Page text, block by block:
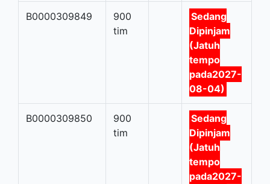
B0000309849
900
tim
Sedang
Dipinjam
(Jatuh
tempo
pada2027-
08-04)
B0000309850
900
tim
Sedang
Dipinjam
(Jatuh
tempo
pada2027-